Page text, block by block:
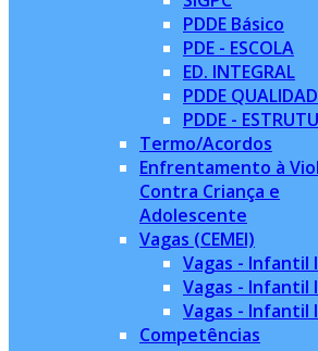
PDDE Básico
PDE - ESCOLA
ED. INTEGRAL
PDDE
PDDE -
Termo/Acordos
Enfrentamento à
Contra Criança e
Adolescente
Vagas (CEMEI)
Vagas - Infantil I
Vagas - Infantil
Vagas - Infantil
Competências